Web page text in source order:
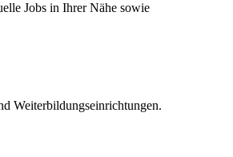
Jobs in Ihrer Nähe sowie
Weiterbildungseinrichtungen.